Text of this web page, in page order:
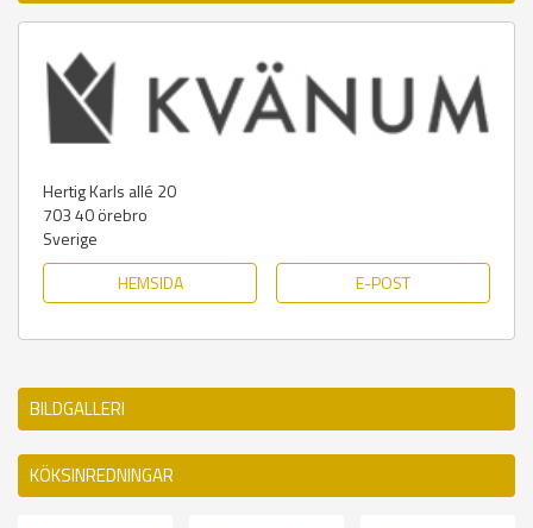
Hertig Karls allé 20
703 40örebro
Sverige
HEMSIDA
E-POST
BILDGALLERI
KÖKSINREDNINGAR